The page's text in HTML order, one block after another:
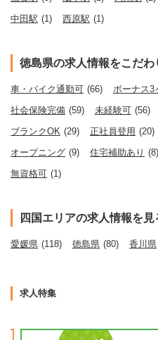
中田駅 (1) 西原駅 (1)
徳島県の求人情報をこだ
車・バイク通勤可 (66) ボーナス3
社会保険完備 (59) 未経験可 (56)
ブランクOK (29) 正社員登用 (20)
オープニング (9) 住宅補助あり (8)
無資格可 (1)
四国エリアの求人情報を見
愛媛県 (118) 徳島県 (80) 香川県
求人特集